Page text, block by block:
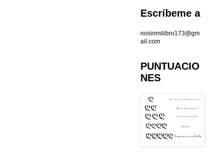
Escríbeme a
nosinmilibro173@gm
ail.com
PUNTUACIO
NES